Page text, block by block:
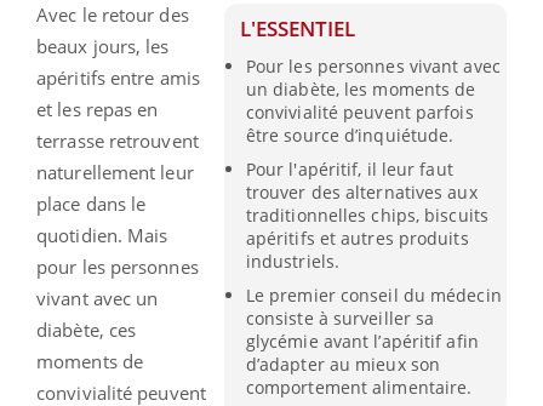
L'ESSENTIEL
Pour les personnes vivant avec
un diabète, les moments de
convivialité peuvent parfois
être source d’inquiétude.
Pour l'apéritif, il leur faut
trouver des alternatives aux
traditionnelles chips, biscuits
apéritifs et autres produits
industriels.
Le premier conseil du médecin
consiste à surveiller sa
glycémie avant l’apéritif afin
d’adapter au mieux son
comportement alimentaire.
Avec le retour des
beaux jours, les
apéritifs entre amis
et les repas en
terrasse retrouvent
naturellement leur
place dans le
quotidien. Mais
pour les personnes
vivant avec un
diabète, ces
moments de
convivialité peuvent